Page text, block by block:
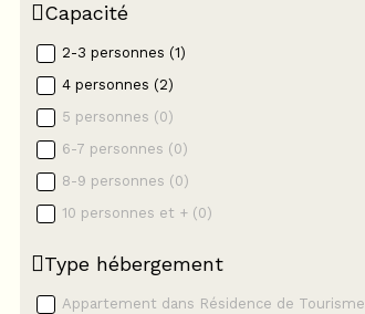
Capacité
2-3 personnes (1)
4 personnes (2)
5 personnes (0)
6-7 personnes (0)
8-9 personnes (0)
10 personnes et + (0)
Type hébergement
Appartement dans Résidence de Tourisme